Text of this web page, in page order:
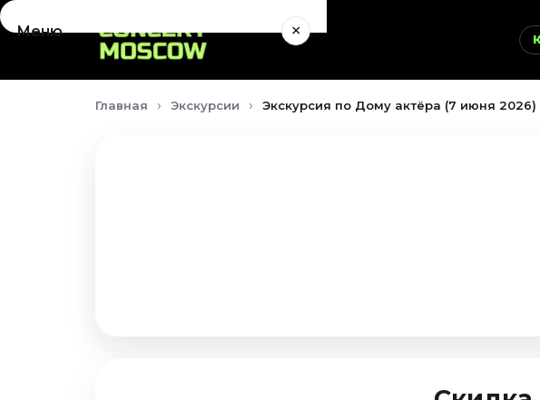
Меню ×
Концерты
Август 2026Главная Экскурсии Экскурсия по Дому актёра (7 июня 2026)